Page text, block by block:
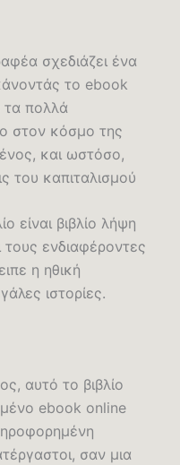
σχεδιάζει ένα
το ebook
τα πολλά
στον κόσμο της
και ωστόσο,
του καπιταλισμού
είναι βιβλίο λήψη
ενδιαφέροντες
η ηθική
ιστορίες.
αυτό το βιβλίο
ebook online
σαν μια